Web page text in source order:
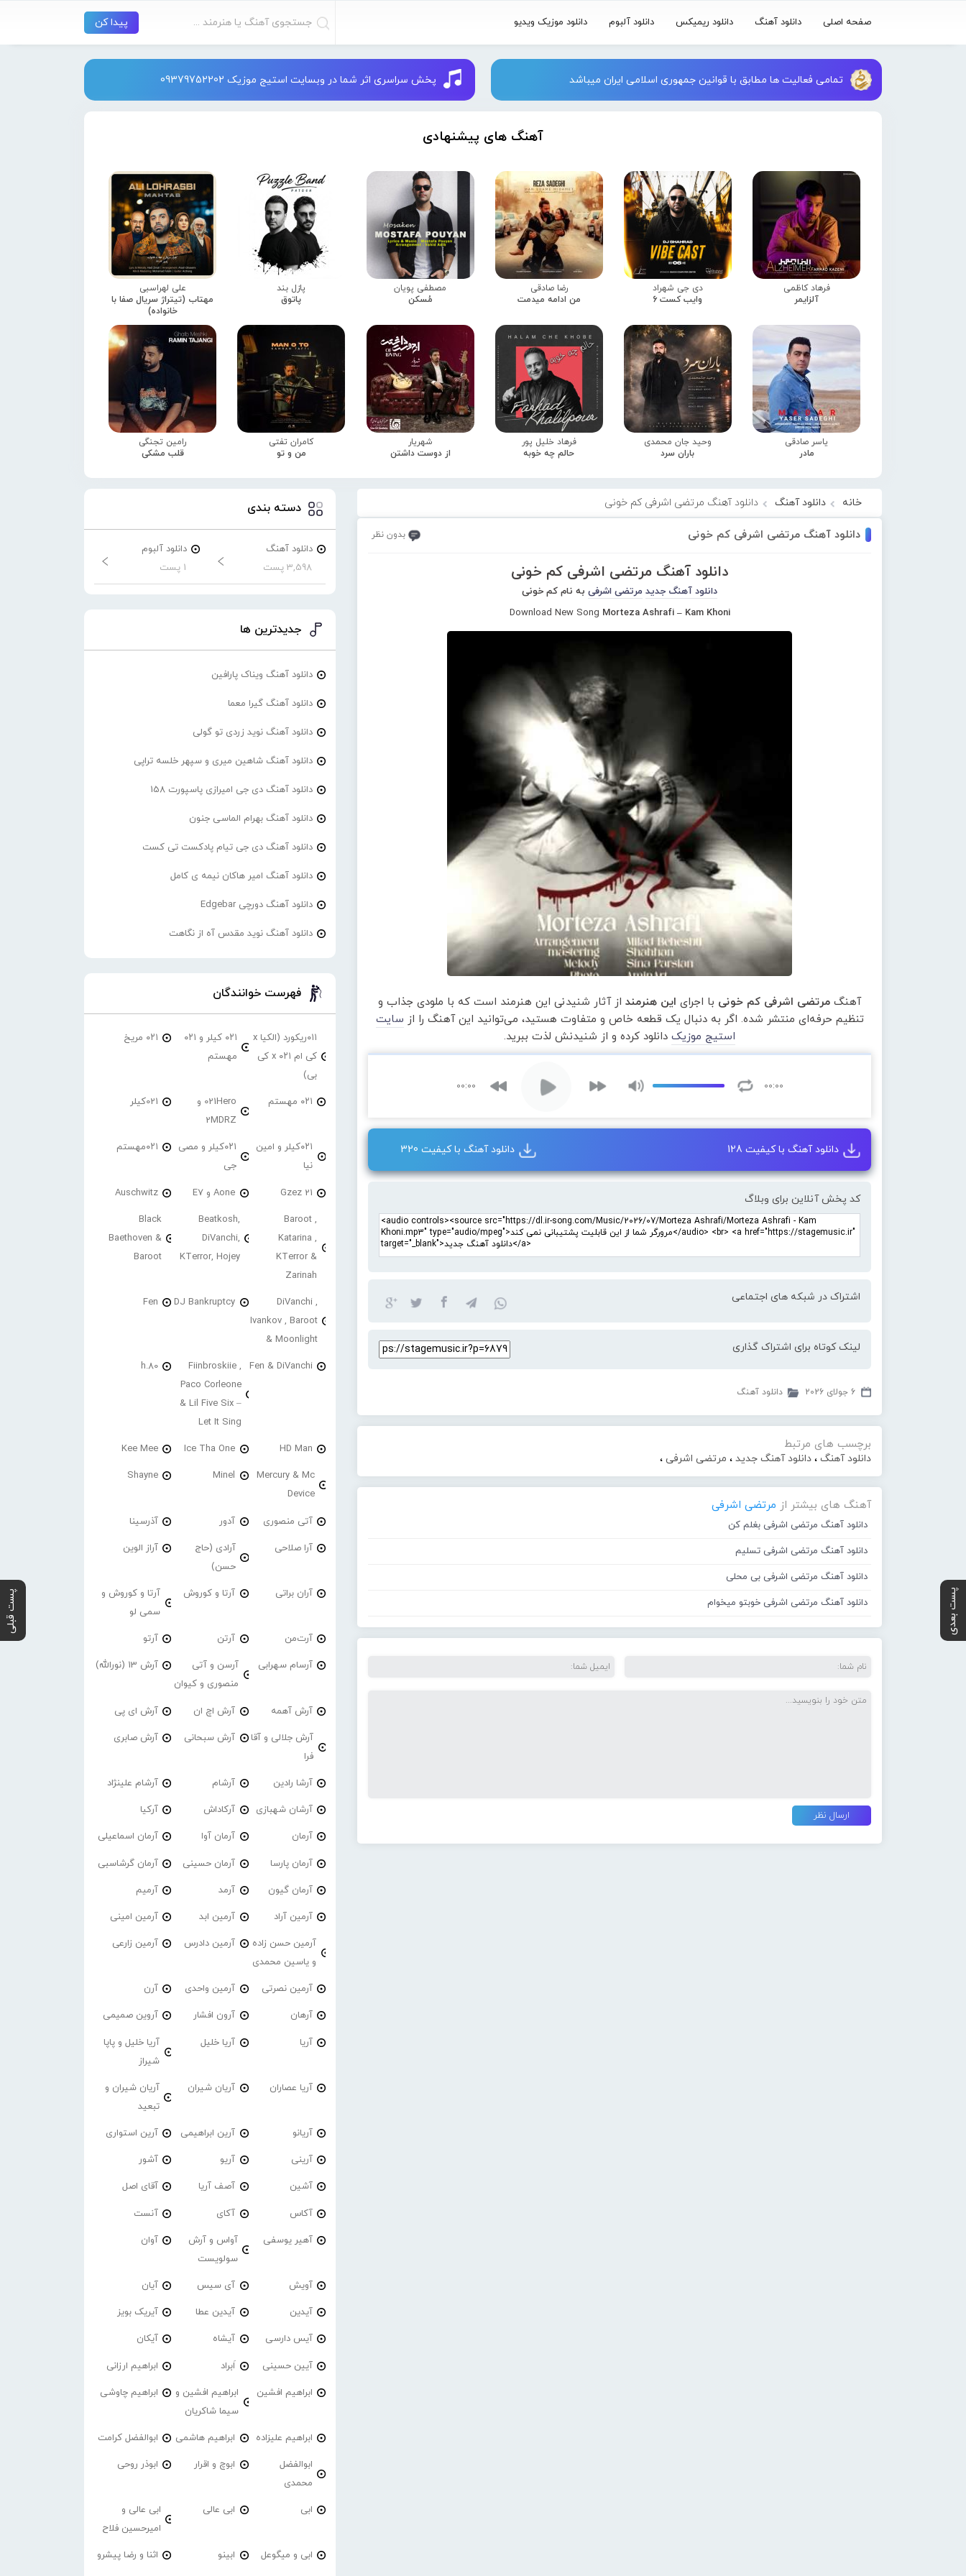
صفحه اصلی دانلود آهنگ دانلود ریمیکس دانلود آلبوم دانلود موزیک ویدیو
تمامی فعالیت ها مطابق با قوانین جمهوری اسلامی ایران میباشد پخش سراسری اثر شما در وبسایت استیج موزیک 09379752202
آهنگ های پیشنهادی
فرهاد کاظمی
آلزایمر
دی جی شهراد
وایب کست 6
رضا صادقی
من ادامه میدمت
مصطفی پویان
مُسکن
پازل بند
پاتوق
علی لهراسبی
مهتاب (تیتراژ سریال صفا با
خانواده)
یاسر صادقی
مادر
وحید جان محمدی
باران سرد
فرهاد خلیل پور
حالم چه خوبه
شهریار
از دوست داشتن
کامران تفتی
من و تو
رامین تجنگی
قلب مشکی
خانه دانلود آهنگ دانلود آهنگ مرتضی اشرفی کم خونی
دانلود آهنگ مرتضی اشرفی کم خونی بدون نظر
دانلود آهنگ مرتضی اشرفی کم خونی
دانلود آهنگ جدید مرتضی اشرفی به نام کم خونی
Download New Song Morteza Ashrafi – Kam Khoni
آهنگ مرتضی اشرفی کم خونی با اجرای این هنرمند از آثار شنیدنی این هنرمند است که با ملودی جذاب و
تنظیم حرفه‌ای منتشر شده. اگر به دنبال یک قطعه خاص و متفاوت هستید، می‌توانید این آهنگ را از سایت
استیج موزیک دانلود کرده و از شنیدنش لذت ببرید.
00:00 00:00
دانلود آهنگ با کیفیت 128 دانلود آهنگ با کیفیت 320
کد پخش آنلاین برای وبلاگ
اشتراک در شبکه های اجتماعی
لینک کوتاه برای اشتراک گذاری
6 جولای 2026 دانلود آهنگ
پست بعدی پست قبلی
برچسب های مرتبط
دانلود آهنگ ، دانلود آهنگ جدید ، مرتضی اشرفی ،
آهنگ های بیشتر از مرتضی اشرفی
دانلود آهنگ مرتضی اشرفی بغلم کن
دانلود آهنگ مرتضی اشرفی تسلیم
دانلود آهنگ مرتضی اشرفی بی محلی
دانلود آهنگ مرتضی اشرفی خوبتو میخوام
دسته بندی
دانلود آهنگ
3,598 پست
دانلود آلبوم
1 پست
جدیدترین ها
دانلود آهنگ ویناک پارافین
دانلود آهنگ گیرا معما
دانلود آهنگ نوید زردی تو گولی
دانلود آهنگ شاهین میری و سپهر خلسه تراپی
دانلود آهنگ دی جی امیرازی پاسپورت 158
دانلود آهنگ بهرام الماسی جنون
دانلود آهنگ دی جی تیام پادکست تی کست
دانلود آهنگ امیر هاکان نیمه ی کامل
دانلود آهنگ دورچی Edgebar
دانلود آهنگ نوید مقدس آه از نگاهت
فهرست خوانندگان
۰۱۱ریکورد (الکیا x
کی ام ۰۲۱ x کی
بی)
۰۲۱ کیلر و ۰۲۱
مهستم
۰۲۱ مریخ
۰۲۱ مهستم
021Hero و
2MDRZ
021کیلر
۰۲۱کیلر و امین
نیا
۰۲۱کیلر و مصی
جی
۰۲۱مهستم
21 Gzez Aone و E7 Auschwitz
Baroot ,
Katarina ,
KTerror &
Zarinah
Beatkosh,
DiVanchi,
KTerror, Hojey
Black
Baethoven &
Baroot
DiVanchi ,
Ivankov , Baroot
& Moonlight
DJ Bankruptcy
Fen
Fen & DiVanchi
Fiinbroskiie ,
Paco Corleone
& Lil Five Six –
Let It Sing
h.80
HD Man
Ice Tha One
Kee Mee
Mercury & Mc
Device
Minel
Shayne
آتی منصوری آدور آذرسینا
آرا صلاحی
آرادی (حاج
حسن)
آراز الوین
آران براتی آرتا و کوروش
آرتا و کوروش و
سمی لو
آرت‌من آرتن آرتو
آرسام سهرابی
آرسن و آتی
منصوری و کیوان
آرش 13 (نورالله)
آرش آهمه آرش اچ ان آرش ای پی
آرش جلالی و آقا
فرا
آرش سبحانی آرش صابری
آرشا رادین آرشام آرشام علینژاد
آرشان شهبازی آرکاداش آرکیا
آرمان آرمان آوا آرمان اسماعیلی
آرمان پارسا آرمان حسینی آرمان گرشاسبی
آرمان گیون آرمد آرمیم
آرمین آراد آرمین ابد آرمین امینی
آرمین حسن زاده
و یاسین محمدی
آرمین دادرس آرمین زارعی
آرمین نصرتی آرمین واحدی آرن
آرهان آرون افشار آروین صمیمی
آریا آریا خلیل
آریا خلیل و پاپا
شیراز
آریا عصاران آریان شیران
آریان شیران و
تبعید
آریانو آرین ابراهیمی آرین استواری
آرینی آریو آشور
آشین آصف آریا آقای اصل
آکاس آکای آنست
آهیر یوسفی
آواس و آرش
سولویست
آوان
آویش آی سیس آیان
آیدین آیدین عطا آیریک بویز
آیس دارسی آیشاه آیکان
آیین حسینی اَبراد ابراهیم ارزانی
ابراهیم افشین
ابراهیم افشین و
سیما شاکریان
ابراهیم چاوشی
ابراهیم علیزاده ابراهیم هاشمی ابوالفضل کرامت
ابوالفضل
محمدی
ابوچ و اقرار ابوذر روحی
ابی ابی عالی
ابی عالی و
امیرحسین فلاح
ابی و میگوعل ابینو اثنا و رضا پیشرو